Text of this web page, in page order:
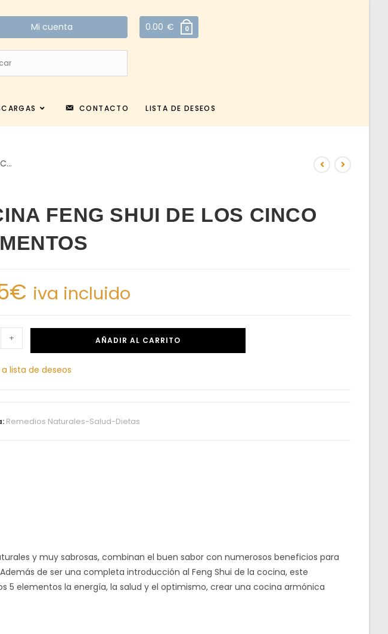
Mi cuenta 0.00 € 0
CONTACTO LISTA DE DESEOS
FENG SHUI DE LOS CINCO
€ iva incluido
+ AÑADIR AL CARRITO
lista de deseos
Remedios Naturales-Salud-Dietas
y muy sabrosas, combinan el buen sabor con numerosos beneficios para
de ser una completa introducción al Feng Shui de la cocina, este
5 elementos la energía, la salud y el optimismo, crear una cocina armónica